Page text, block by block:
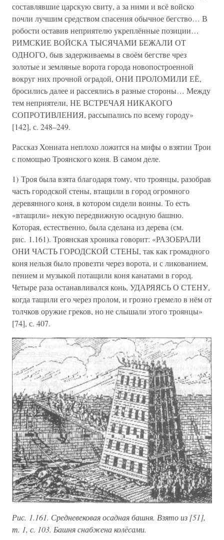
составлявшие царскую свиту, а за ними и всё войско
почли лучшим средством спасения обычное бегство… В
робости оставив неприятелю укреплённые позиции…
РИМСКИЕ ВОЙСКА ТЫСЯЧАМИ БЕЖАЛИ ОТ
ОДНОГО, быв задерживаемы в своём бегстве чрез
золотые и земляные ворота города новопостроенной
вокруг них прочной оградой, ОНИ ПРОЛОМИЛИ ЕЁ,
бросились далее и рассеялись в разные стороны… Между
тем неприятели, НЕ ВСТРЕЧАЯ НИКАКОГО
СОПРОТИВЛЕНИЯ, рассыпались по всему городу»
[142], с. 248–249.
Рассказ Хониата неплохо ложится на мифы о взятии Трои
с помощью Троянского коня. В самом деле.
1) Троя была взята благодаря тому, что троянцы, разобрав
часть городской стены, втащили в город огромного
деревянного коня, в котором сидели воины. То есть
«втащили» некую передвижную осадную башню.
Которая, естественно, была сделана из дерева (см.
рис. 1.161). Троянская хроника говорит: «РАЗОБРАЛИ
ОНИ ЧАСТЬ ГОРОДСКОЙ СТЕНЫ, так как громадного
коня нельзя было провезти через ворота, и с ликованием,
пением и музыкой потащили коня канатами в город.
Четыре раза останавливался конь, УДАРЯЯСЬ О СТЕНУ,
когда тащили его через пролом, и грозно гремело в нём от
толчков оружие греков, но не слышали этого троянцы»
[74], с. 407.
Рис. 1.161. Средневековая осадная башня. Взято из [51],
т. 1, с. 103. Башня снабжена колёсами.